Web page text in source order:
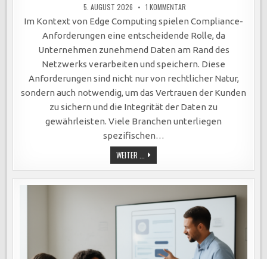
5. AUGUST 2026 1 KOMMENTARZU
COMPLIANCE-
ANFORDERUNGEN
IM
EDGE
COMPUTING:
SCHLÜSSEL
ZU
DATENSCHUTZ,
KUNDENTRUST
UND
INTEGRER
DATENVERARBEITUNG
Im Kontext von Edge Computing spielen Compliance-
Anforderungen eine entscheidende Rolle, da
Unternehmen zunehmend Daten am Rand des
Netzwerks verarbeiten und speichern. Diese
Anforderungen sind nicht nur von rechtlicher Natur,
sondern auch notwendig, um das Vertrauen der Kunden
zu sichern und die Integrität der Daten zu
gewährleisten. Viele Branchen unterliegen
spezifischen…
WEITER ... COMPLIANCE-
ANFORDERUNGEN
IM
EDGE
COMPUTING:
ZU
DATENSCHUTZ,
KUNDENTRUST
UND
INTEGRER
DATENVERARBEITUNG